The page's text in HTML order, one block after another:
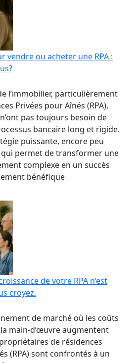
vendre ou acheter une RPA :
l’immobilier, particulièrement
Privées pour Aînés (RPA),
pas toujours besoin de
bancaire long et rigide.
puissante, encore peu
permet de transformer une
complexe en un succès
bénéfique
de votre RPA n’est
croyez.
de marché où les coûts
main-d’œuvre augmentent
de résidences
(RPA) sont confrontés à un